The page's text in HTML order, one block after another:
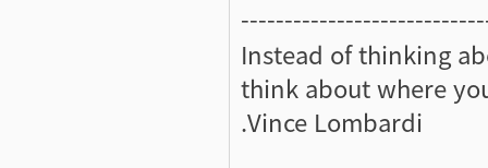
Instead of thinking
think about where
.Vince Lombardi